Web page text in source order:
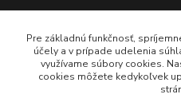
+421 905 545 198
NONSTOP
Pre základnú funkčnosť,
účely a v prípade udelenia
využívame súbory cookies.
cookies môžete kedykoľvek